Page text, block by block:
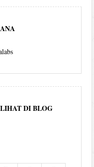
DI BLOG